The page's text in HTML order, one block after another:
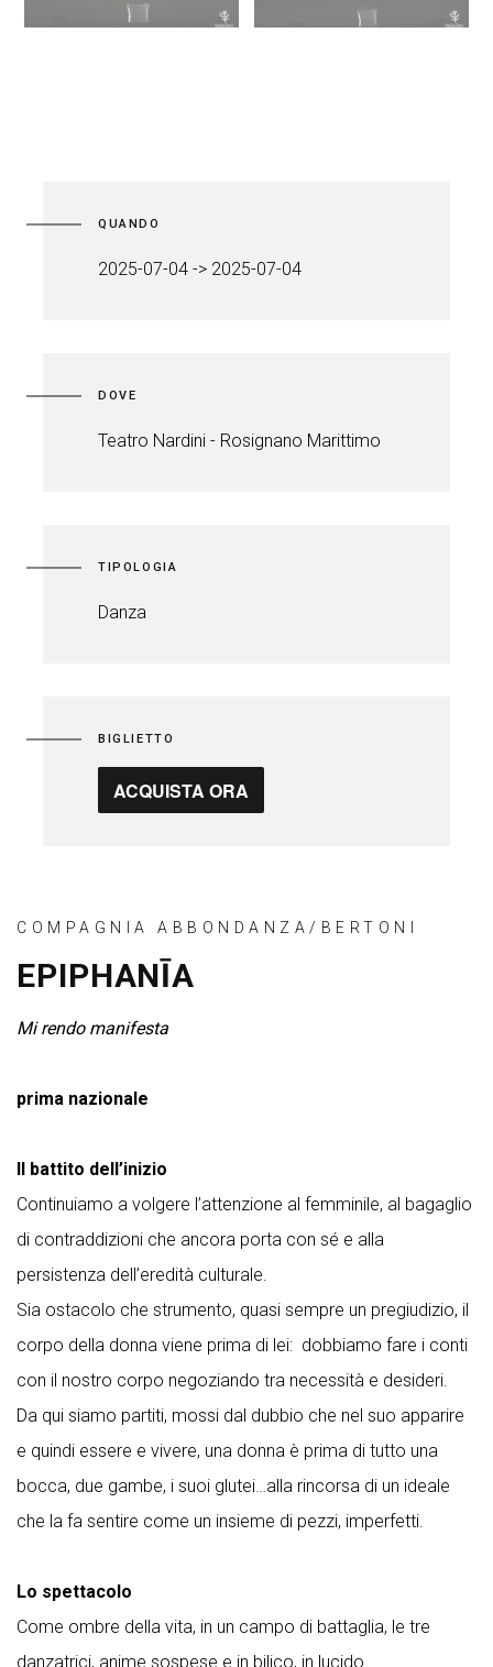
QUANDO
2025-07-04 -> 2025-07-04
DOVE
Teatro Nardini - Rosignano Marittimo
TIPOLOGIA
Danza
BIGLIETTO
ACQUISTA ORA
COMPAGNIA ABBONDANZA/BERTONI
EPIPHANĪA
Mi rendo manifesta
prima nazionale
Il battito dell’inizio
Continuiamo a volgere l’attenzione al femminile, al bagaglio
di contraddizioni che ancora porta con sé e alla
persistenza dell’eredità culturale.
Sia ostacolo che strumento, quasi sempre un pregiudizio, il
corpo della donna viene prima di lei: dobbiamo fare i conti
con il nostro corpo negoziando tra necessità e desideri.
Da qui siamo partiti, mossi dal dubbio che nel suo apparire
e quindi essere e vivere, una donna è prima di tutto una
bocca, due gambe, i suoi glutei…alla rincorsa di un ideale
che la fa sentire come un insieme di pezzi, imperfetti.
Lo spettacolo
Come ombre della vita, in un campo di battaglia, le tre
danzatrici, anime sospese e in bilico, in lucido